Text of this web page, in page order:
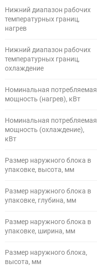
Нижний диапазон рабочих
температурных границ,
нагрев
Нижний диапазон рабочих
температурных границ,
охлаждение
Номинальная потребляемая
мощность (нагрев), кВт
Номинальная потребляемая
мощность (охлаждение),
кВт
Размер наружного блока в
упаковке, высота, мм
Размер наружного блока в
упаковке, глубина, мм
Размер наружного блока в
упаковке, ширина, мм
Размер наружного блока,
высота, мм